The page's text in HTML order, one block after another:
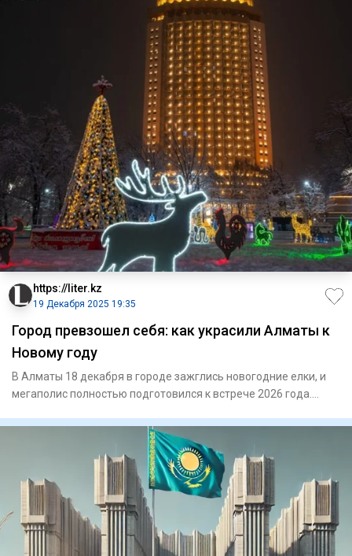
https://liter.kz
19 Декабря 2025 19:35
Город превзошел себя: как украсили Алматы к
Новому году
В Алматы 18 декабря в городе зажглись новогодние елки, и
мегаполис полностью подготовился к встрече 2026 года.